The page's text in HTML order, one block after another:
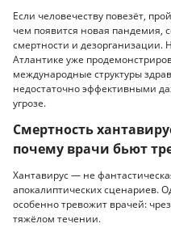
Если человечеству повезёт,
чем появится новая пандемия,
смертности и дезорганизации.
Атлантике уже
международные структуры
недостаточно эффективными
угрозе.
Смертность
почему врачи бьют
Хантавирус — не
апокалиптических сценариев.
особенно тревожит врачей:
тяжёлом течении.